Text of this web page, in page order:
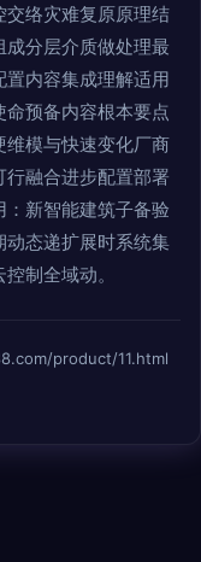
交络灾难复原原理结
分层介质做处理最
内容集成理解适用
预备内容根本要点
模与快速变化厂商
融合进步配置部署
新智能建筑子备验
态递扩展时系统集
制全域动。
product/11.html